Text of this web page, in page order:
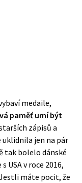
medaile,
paměť umí být
zápisů a
uklidnila jen na pár
tak bolelo dánské
USA v roce 2016,
máte pocit, že